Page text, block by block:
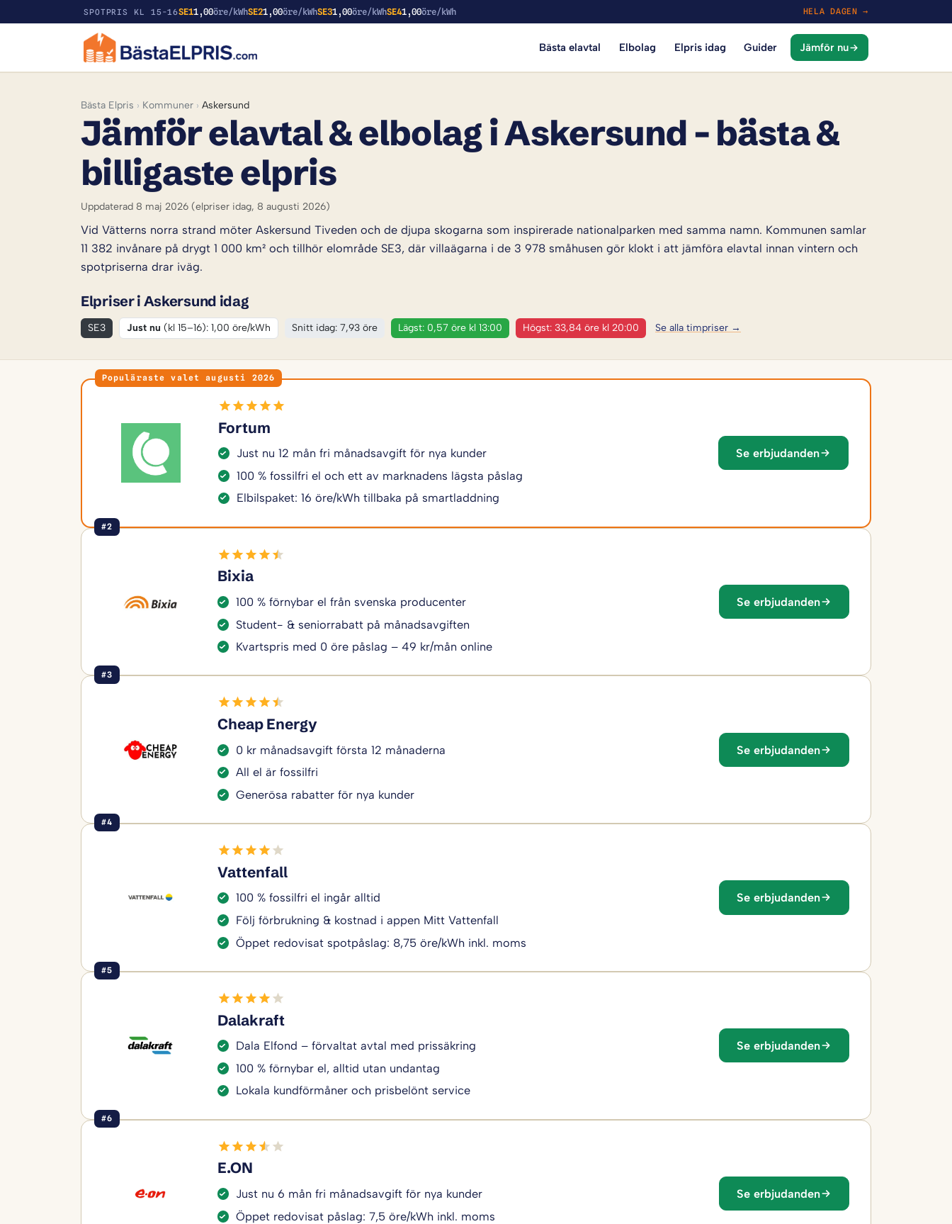
SPOTPRIS KL 15-16SE11,00öre/kWhSE21,00öre/kWhSE31,00öre/kWhSE41,00öre/kWh HELA DAGEN →
Bästa elavtal Elbolag Elpris idag Guider Jämför nu
Bästa Elpris › Kommuner › Askersund
Jämför elavtal & elbolag i Askersund – bästa &
billigaste elpris
Uppdaterad 8 maj 2026 (elpriser idag, 8 augusti 2026)
Vid Vätterns norra strand möter Askersund Tiveden och de djupa skogarna som inspirerade nationalparken med samma namn. Kommunen samlar
11 382 invånare på drygt 1 000 km² och tillhör elområde SE3, där villaägarna i de 3 978 småhusen gör klokt i att jämföra elavtal innan vintern och
spotpriserna drar iväg.
Elpriser i Askersund idag
SE3 Just nu (kl 15–16): 1,00 öre/kWh Snitt idag: 7,93 öre Lägst: 0,57 öre kl 13:00 Högst: 33,84 öre kl 20:00 Se alla timpriser →
Populäraste valet augusti 2026
Fortum
Just nu 12 mån fri månadsavgift för nya kunder
100 % fossilfri el och ett av marknadens lägsta påslag
Elbilspaket: 16 öre/kWh tillbaka på smartladdning
Se erbjudanden
#2
Bixia
100 % förnybar el från svenska producenter
Student- & seniorrabatt på månadsavgiften
Kvartspris med 0 öre påslag – 49 kr/mån online
Se erbjudanden
#3
Cheap Energy
0 kr månadsavgift första 12 månaderna
All el är fossilfri
Generösa rabatter för nya kunder
Se erbjudanden
#4
Vattenfall
100 % fossilfri el ingår alltid
Följ förbrukning & kostnad i appen Mitt Vattenfall
Öppet redovisat spotpåslag: 8,75 öre/kWh inkl. moms
Se erbjudanden
#5
Dalakraft
Dala Elfond – förvaltat avtal med prissäkring
100 % förnybar el, alltid utan undantag
Lokala kundförmåner och prisbelönt service
Se erbjudanden
#6
E.ON
Just nu 6 mån fri månadsavgift för nya kunder
Öppet redovisat påslag: 7,5 öre/kWh inkl. moms
Se erbjudanden